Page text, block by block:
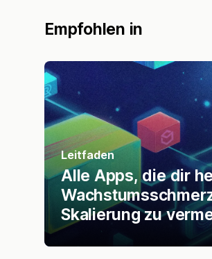
Empfohlen in
Leitfaden
Alle Apps, die dir
Skalierung zu